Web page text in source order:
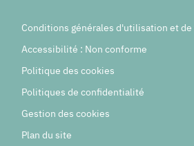
Conditions générales d'utilisation et de
Accessibilité : Non conforme
Politique des cookies
Politiques de confidentialité
Gestion des cookies
Plan du site